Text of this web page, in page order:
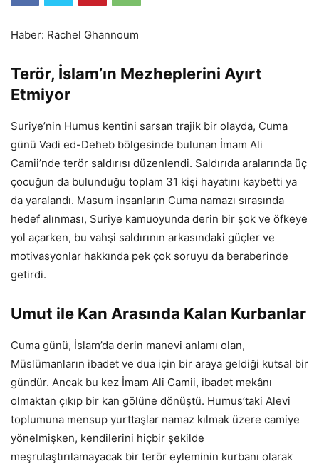
Haber: Rachel Ghannoum
Terör, İslam’ın Mezheplerini Ayırt
Etmiyor
Suriye’nin Humus kentini sarsan trajik bir olayda, Cuma
günü Vadi ed-Deheb bölgesinde bulunan İmam Ali
Camii’nde terör saldırısı düzenlendi. Saldırıda aralarında üç
çocuğun da bulunduğu toplam 31 kişi hayatını kaybetti ya
da yaralandı. Masum insanların Cuma namazı sırasında
hedef alınması, Suriye kamuoyunda derin bir şok ve öfkeye
yol açarken, bu vahşi saldırının arkasındaki güçler ve
motivasyonlar hakkında pek çok soruyu da beraberinde
getirdi.
Umut ile Kan Arasında Kalan Kurbanlar
Cuma günü, İslam’da derin manevi anlamı olan,
Müslümanların ibadet ve dua için bir araya geldiği kutsal bir
gündür. Ancak bu kez İmam Ali Camii, ibadet mekânı
olmaktan çıkıp bir kan gölüne dönüştü. Humus’taki Alevi
toplumuna mensup yurttaşlar namaz kılmak üzere camiye
yönelmişken, kendilerini hiçbir şekilde
meşrulaştırılamayacak bir terör eyleminin kurbanı olarak